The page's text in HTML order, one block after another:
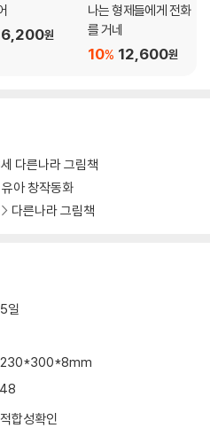
원
나는 형제들에게 전화
를 거네
12,600원
10%
다른나라 그림책
유아 창작동화
다른나라 그림책
일
합성확인